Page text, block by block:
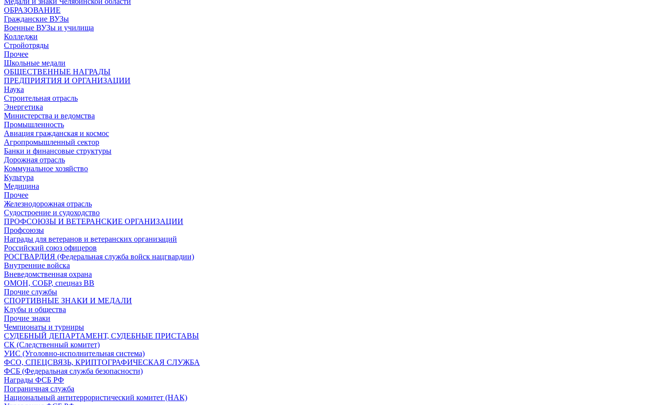
ОБРАЗОВАНИЕ
Гражданские ВУЗы
Военные ВУЗы и училища
Колледжи
Стройотряды
Прочее
Школьные медали
ОБЩЕСТВЕННЫЕ НАГРАДЫ
ПРЕДПРИЯТИЯ И ОРГАНИЗАЦИИ
Наука
Строительная отрасль
Энергетика
Министерства и ведомства
Промышленность
Авиация гражданская и космос
Агропромышленный сектор
Банки и финансовые структуры
Дорожная отрасль
Коммунальное хозяйство
Культура
Медицина
Прочее
Железнодорожная отрасль
Судостроение и судоходство
ПРОФСОЮЗЫ И ВЕТЕРАНСКИЕ ОРГАНИЗАЦИИ
Профсоюзы
Награды для ветеранов и ветеранских организаций
Российский союз офицеров
РОСГВАРДИЯ (Федеральная служба войск нацгвардии)
Внутренние войска
Вневедомственная охрана
ОМОН, СОБР, спецназ ВВ
Прочие службы
СПОРТИВНЫЕ ЗНАКИ И МЕДАЛИ
Клубы и общества
Прочие знаки
Чемпионаты и турниры
СУДЕБНЫЙ ДЕПАРТАМЕНТ, СУДЕБНЫЕ ПРИСТАВЫ
СК (Следственный комитет)
УИС (Уголовно-исполнительная система)
ФСО, СПЕЦСВЯЗЬ, КРИПТОГРАФИЧЕСКАЯ СЛУЖБА
ФСБ (Федеральная служба безопасности)
Награды ФСБ РФ
Пограничная служба
Национальный антитеррористический комитет (НАК)